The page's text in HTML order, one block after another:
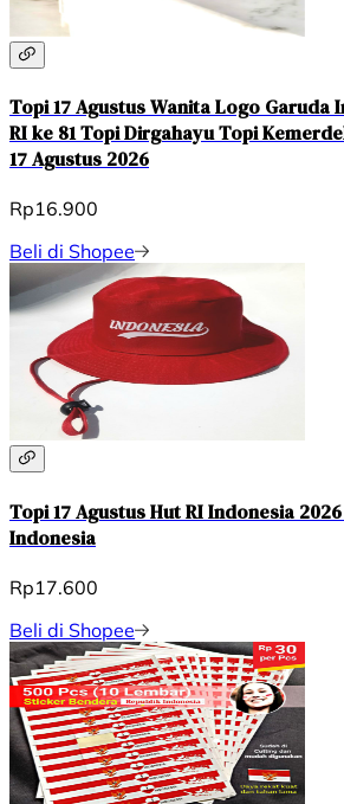
Topi 17 Agustus Wanita Logo Garuda
RI ke 81 Topi Dirgahayu Topi
17 Agustus 2026
Rp16.900
Beli di Shopee
Topi 17 Agustus Hut RI Indonesia
Indonesia
Rp17.600
Beli di Shopee